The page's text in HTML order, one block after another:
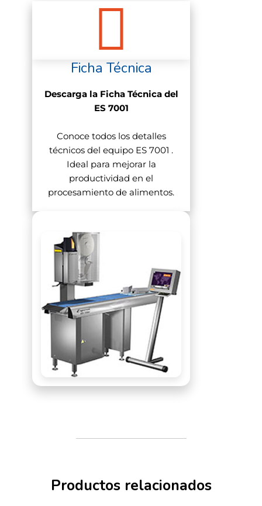
Todos los sistemas son modulares y
Opciones
Cinta de pesaje largo
Escala de intervalos múltiples
Preparada para paquetes muy
pequeños con formato C
Aspectos destacados del
producto
Construcción compacta en acero
inoxidable
Sistema modular
Conexión a red (sistema
independiente)
Sistema rápido de cambio de
rollo de etiquetas
Servicio remoto Online
Fácil gestión de datos maestros
pantalla táctil
Ficha Técnica
Descarga la Ficha Técnica del
ES 7001
Conoce todos los detalles
técnicos del equipo ES 7001 .
Ideal para mejorar la
productividad en el
procesamiento de alimentos.
Productos relacionados